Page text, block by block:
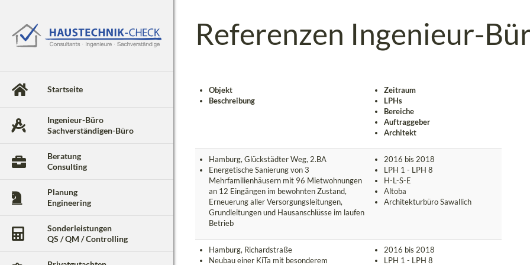
Startseite
Ingenieur-Büro
Sachverständigen-Büro
Beratung
Consulting
Planung
Engineering
Sonderleistungen
QS / QM / Controlling
Referenzen Ingenieur-
Objekt
Beschreibung
Zeitraum
LPHs
Bereiche
Auftraggeber
Architekt
Hamburg, Glückstädter Weg, 2.BA
Energetische Sanierung von 3
Mehrfamilienhäusern mit 96 Mietwohnungen
an 12 Eingängen im bewohnten Zustand,
Erneuerung aller Versorgungsleitungen,
Grundleitungen und Hausanschlüsse im laufen
Betrieb
2016 bis 2018
LPH 1 - LPH 8
H-L-S-E
Altoba
Architekturbüro Sawallich
Hamburg, Richardstraße
Neubau einer KiTa mit besonderem
2016 bis 2018
LPH 1 - LPH 8